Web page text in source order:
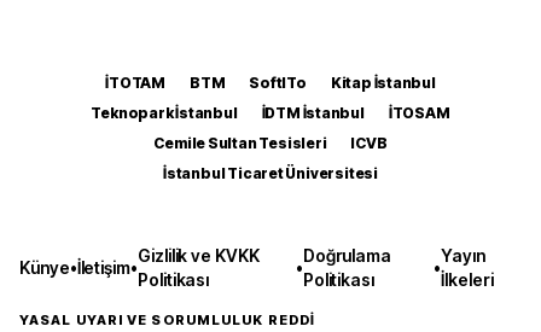
İTOTAM BTM SoftITo
Kitap İstanbul
Teknopark İstanbul
İDTM İstanbul
İTOSAM
Cemile Sultan Tesisleri
ICVB
İstanbul Ticaret Üniversitesi
Künye•İletişim•
Gizlilik ve KVKK
Politikası
•
Doğrulama
Politikası
•
Yayın
İlkeleri
YASAL UYARI VE SORUMLULUK REDDİ